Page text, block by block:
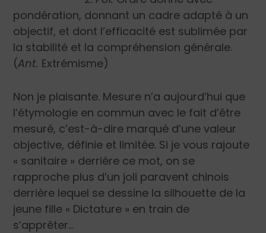
pondération, donnant un cadre adapté à un
objectif, et dont l’efficacité est sublimée par
la stabilité et la compréhension générale.
(Ant. Extrémisme)
Non je plaisante. Mesure n’a aujourd’hui que
l’étymologie en commun avec le fait d’être
mesuré, c’est-à-dire marqué d’une valeur
objective, définie et limitée. Si je vous rajoute
« sanitaire » derrière ce mot, on se
rapproche plus d’un joli paravent chinois
derrière lequel se dessine la silhouette de la
jeune fille « Dictature » en train de
s’apprêter…